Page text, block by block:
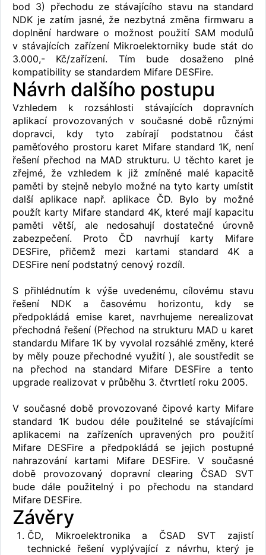
bod 3) přechodu ze stávajícího stavu na standard
NDK je zatím jasné, že nezbytná změna firmwaru a
doplnění hardware o možnost použití SAM modulů
v stávajících zařízení Mikroelektorniky bude stát do
3.000,- Kč/zařízení. Tím bude dosaženo plné
kompatibility se standardem Mifare DESFire.
Návrh dalšího postupu
Vzhledem k rozsáhlosti stávajících dopravních
aplikací provozovaných v současné době různými
dopravci, kdy tyto zabírají podstatnou část
paměťového prostoru karet Mifare standard 1K, není
řešení přechod na MAD strukturu. U těchto karet je
zřejmé, že vzhledem k již zmíněné malé kapacitě
paměti by stejně nebylo možné na tyto karty umístit
další aplikace např. aplikace ČD. Bylo by možné
použít karty Mifare standard 4K, které mají kapacitu
paměti větší, ale nedosahují dostatečné úrovně
zabezpečení. Proto ČD navrhují karty Mifare
DESFire, přičemž mezi kartami standard 4K a
DESFire není podstatný cenový rozdíl.
S přihlédnutím k výše uvedenému, cílovému stavu
řešení NDK a časovému horizontu, kdy se
předpokládá emise karet, navrhujeme nerealizovat
přechodná řešení (Přechod na strukturu MAD u karet
standardu Mifare 1K by vyvolal rozsáhlé změny, které
by měly pouze přechodné využití ), ale soustředit se
na přechod na standard Mifare DESFire a tento
upgrade realizovat v průběhu 3. čtvrtletí roku 2005.
V současné době provozované čipové karty Mifare
standard 1K budou déle použitelné se stávajícími
aplikacemi na zařízeních upravených pro použití
Mifare DESFire a předpokládá se jejich postupné
nahrazování kartami Mifare DESFire. V současné
době provozovaný dopravní clearing ČSAD SVT
bude dále použitelný i po přechodu na standard
Mifare DESFire.
Závěry
ČD, Mikroelektronika a ČSAD SVT zajistí
technické řešení vyplývající z návrhu, který je